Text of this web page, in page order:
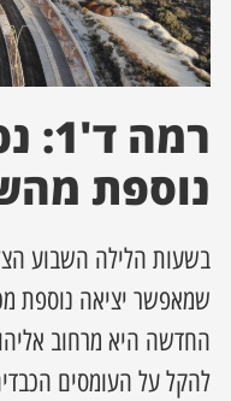
feugiat
ultricies
Congue
luctus, quam
השבוע
נוספת
בשעות הלילה השבוע
החדשה היא מרחוב
להקל על העומסים